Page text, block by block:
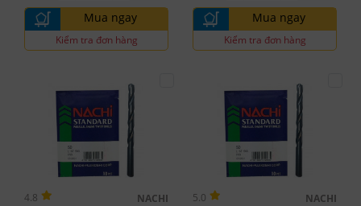
Mua ngay
Kiểm tra đơn hàng
Mua ngay
Kiểm tra đơn hàng
4.8 NACHI 5.0 NACHI